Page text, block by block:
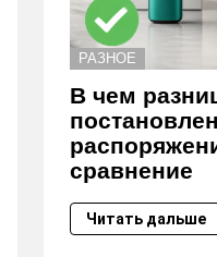
РАЗНОЕ
В чем
сравнение
Читать дальше